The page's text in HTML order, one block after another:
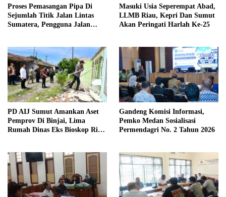
Proses Pemasangan Pipa Di
Sejumlah Titik Jalan Lintas
Sumatera, Pengguna Jalan
Masuki Usia Seperempat Abad,
LLMB Riau, Kepri Dan Sumut
Akan Peringati Harlah Ke-25
PD AIJ Sumut Amankan Aset
Pemprov Di Binjai, Lima
Rumah Dinas Eks Bioskop Ria
Gandeng Komisi Informasi,
Pemko Medan Sosialisasi
Permendagri No. 2 Tahun 2026